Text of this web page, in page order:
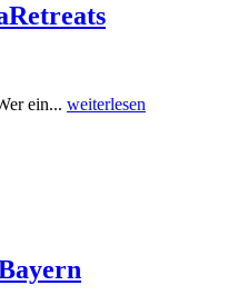
ein... weiterlesen